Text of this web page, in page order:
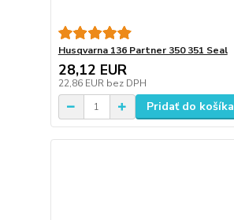
Husqvarna 136 Partner 350 351 Seal
28,12 EUR
22,86 EUR bez DPH
Pridať do košíka